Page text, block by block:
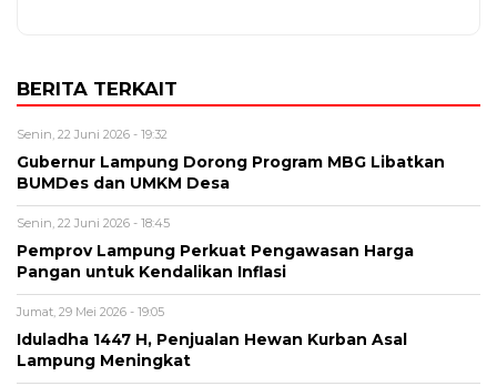
BERITA TERKAIT
Senin, 22 Juni 2026 - 19:32
Gubernur Lampung Dorong Program MBG Libatkan
BUMDes dan UMKM Desa
Senin, 22 Juni 2026 - 18:45
Pemprov Lampung Perkuat Pengawasan Harga
Pangan untuk Kendalikan Inflasi
Jumat, 29 Mei 2026 - 19:05
Iduladha 1447 H, Penjualan Hewan Kurban Asal
Lampung Meningkat